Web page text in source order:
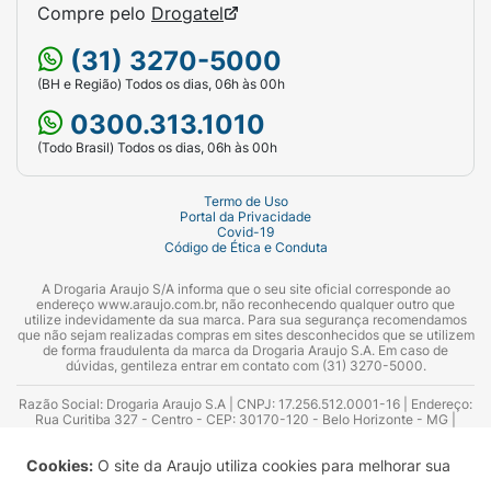
Cookies: O site da Araujo utiliza cookies para melhorar sua
Compre pelo Drogatel
(31) 3270-5000
(BH e Região) Todos os dias, 06h às 00h
0300.313.1010
(Todo Brasil) Todos os dias, 06h às 00h
Termo de Uso
Portal da Privacidade
Covid-19
Código de Ética e Conduta
A Drogaria Araujo S/A informa que o seu site oficial corresponde ao
endereço www.araujo.com.br, não reconhecendo qualquer outro que
utilize indevidamente da sua marca. Para sua segurança recomendamos
que não sejam realizadas compras em sites desconhecidos que se utilizem
de forma fraudulenta da marca da Drogaria Araujo S.A. Em caso de
dúvidas, gentileza entrar em contato com (31) 3270-5000.
Razão Social: Drogaria Araujo S.A | CNPJ: 17.256.512.0001-16 | Endereço:
Rua Curitiba 327 - Centro - CEP: 30170-120 - Belo Horizonte - MG |
Azevedo Guimarães – CRF 10.965 | Yasmin Silva Alvarenga – CRF 52.584 -